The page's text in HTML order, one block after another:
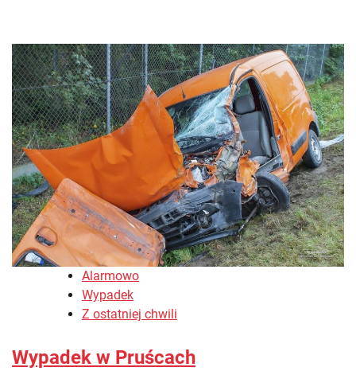
Alarmowo
Wypadek
Z ostatniej chwili
Wypadek w Pruścach